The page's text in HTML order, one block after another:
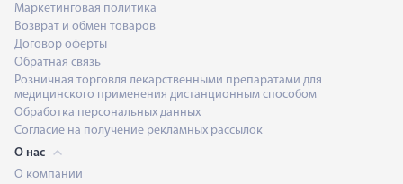
Маркетинговая политика
Возврат и обмен товаров
Договор оферты
Обратная связь
Розничная торговля лекарственными препаратами для
медицинского применения дистанционным способом
Обработка персональных данных
Согласие на получение рекламных рассылок
О нас
О компании